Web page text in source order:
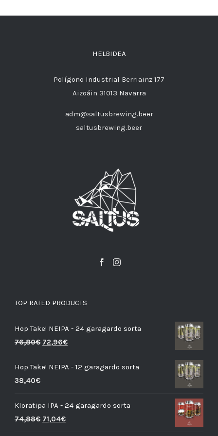
HELBIDEA
Polígono Industrial Berriainz 177
Aizoáin 31013 Navarra
adm@saltusbrewing.beer
saltusbrewing.beer
TOP RATED PRODUCTS
Hop Take! NEIPA - 24 garagardo sorta
76,80€ 72,96€
Hop Take! NEIPA - 12 garagardo sorta
38,40€
Kloratipa IPA - 24 garagardo sorta
74,88€ 71,04€